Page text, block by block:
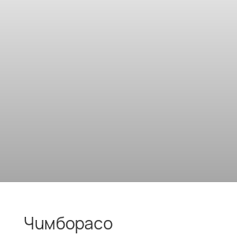
Чимборасо